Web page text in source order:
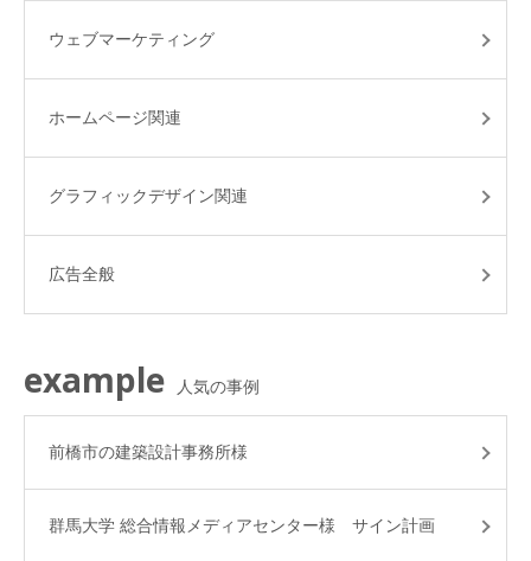
ウェブマーケティング
ホームページ関連
グラフィックデザイン関連
広告全般
example 人気の事例
前橋市の建築設計事務所様
群馬大学 総合情報メディアセンター様 サイン計画